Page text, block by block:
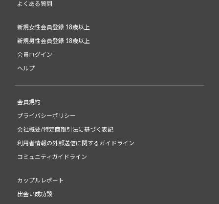
よくある質問
新規女性会員登録 18歳以上
新規男性会員登録 18歳以上
会員ログイン
ヘルプ
会員規約
プライバシーポリシー
会社概要/特定商取引法に基づく表記
利用者情報の外部送信に関するガイドライン
コミュニティガイドライン
カップルレポート
出会い成功談